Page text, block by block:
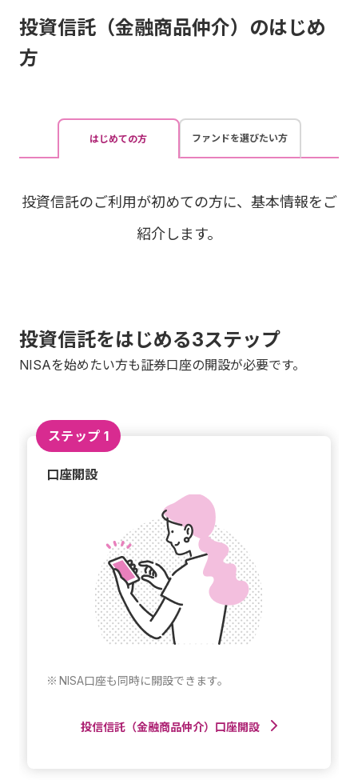
投資信託（金融商品仲介）のはじめ
方
はじめての方 ファンドを選びたい方
投資信託のご利用が初めての方に、基本情報をご
紹介します。
投資信託をはじめる3ステップ
NISAを始めたい方も証券口座の開設が必要です。
ステップ 1
口座開設
NISA口座も同時に開設できます。
投信信託（金融商品仲介）口座開設